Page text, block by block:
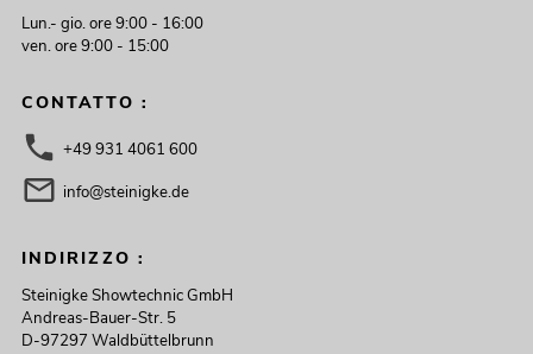
Lun.- gio. ore 9:00 - 16:00
ven. ore 9:00 - 15:00
CONTATTO :
+49 931 4061 600
info@steinigke.de
INDIRIZZO :
Steinigke Showtechnic GmbH
Andreas-Bauer-Str. 5
D-97297 Waldbüttelbrunn